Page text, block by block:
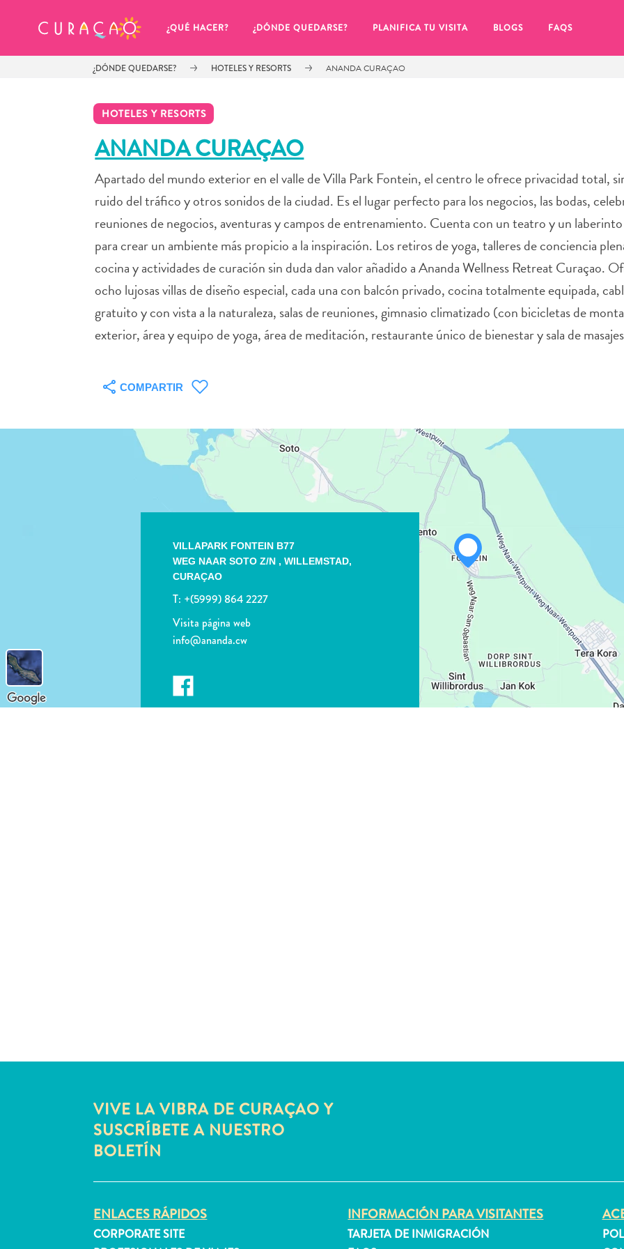
¿QUÉ HACER? ¿DÓNDE QUEDARSE? PLANIFICA TU VISITA BLOGS FAQS
¿DÓNDE QUEDARSE? HOTELES Y RESORTS ANANDA CURAÇAO
HOTELES Y RESORTS
ANANDA CURAÇAO
Apartado del mundo exterior en el valle de Villa Park Fontein, el centro le ofrece privacidad total,
ruido del tráfico y otros sonidos de la ciudad. Es el lugar perfecto para los negocios, las bodas,
reuniones de negocios, aventuras y campos de entrenamiento. Cuenta con un teatro y un
para crear un ambiente más propicio a la inspiración. Los retiros de yoga, talleres de conciencia
cocina y actividades de curación sin duda dan valor añadido a Ananda Wellness Retreat Curaçao.
ocho lujosas villas de diseño especial, cada una con balcón privado, cocina totalmente equipada,
gratuito y con vista a la naturaleza, salas de reuniones, gimnasio climatizado (con bicicletas de
exterior, área y equipo de yoga, área de meditación, restaurante único de bienestar y sala de
COMPARTIR
WHATSAPP
FACEBOOK
VILLAPARK FONTEIN B77
WEG NAAR SOTO Z/N , WILLEMSTAD,
CURAÇAO
T: +(5999) 864 2227
Visita página web
info@ananda.cw
VIVE LA VIBRA DE CURAÇAO Y
SUSCRÍBETE A NUESTRO
BOLETÍN
ENLACES RÁPIDOS
CORPORATE SITE
INFORMACIÓN PARA VISITANTES
TARJETA DE INMIGRACIÓN
MIS FAVORITOS
Parece que no has guardado
ningún lugar favorito aún.